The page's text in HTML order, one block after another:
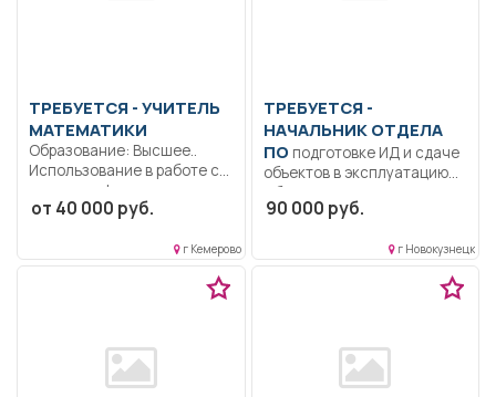
ТРЕБУЕТСЯ - УЧИТЕЛЬ
МАТЕМАТИКИ
Образование: Высшее..
Использование в работе с
детьми информационных
ресурсов,...
от 40 000 руб.
г Кемерово
ТРЕБУЕТСЯ -
НАЧАЛЬНИК ОТДЕЛА
ПО подготовке ИД и сдаче
объектов в эксплуатацию
Образование: Высшее
образование...
90 000 руб.
г Новокузнецк